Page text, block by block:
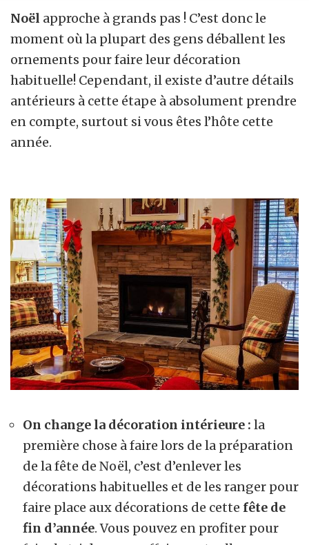
Noël approche à grands pas ! C’est donc le
moment où la plupart des gens déballent les
ornements pour faire leur décoration
habituelle! Cependant, il existe d’autre détails
antérieurs à cette étape à absolument prendre
en compte, surtout si vous êtes l’hôte cette
année.
On change la décoration intérieure : la
première chose à faire lors de la préparation
de la fête de Noël, c’est d’enlever les
décorations habituelles et de les ranger pour
faire place aux décorations de cette fête de
fin d’année. Vous pouvez en profiter pour